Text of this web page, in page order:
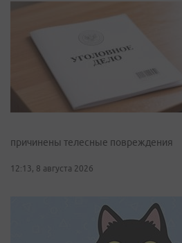
причинены телесные повреждения
12:13, 8 августа 2026